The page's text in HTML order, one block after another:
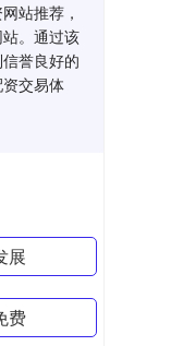
站推荐，
。通过该
誉良好的
交易体
展
费